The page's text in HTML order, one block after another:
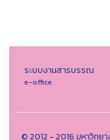
ระบบงานสารบรรณ
e-office
© 2012 - 2016 มหาวิทย